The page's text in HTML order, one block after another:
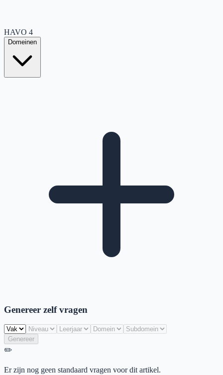
HAVO 4
Domeinen
Genereer zelf vragen
Genereer
✏️
Er zijn nog geen standaard vragen voor dit artikel.